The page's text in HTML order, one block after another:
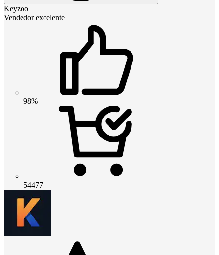
Keyzoo
Vendedor excelente
98%
54477